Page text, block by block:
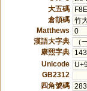
大五碼
倉頡碼 竹
Matthews
0
漢語大字典
（
康熙字典
Unicode
GB2312
四角號碼